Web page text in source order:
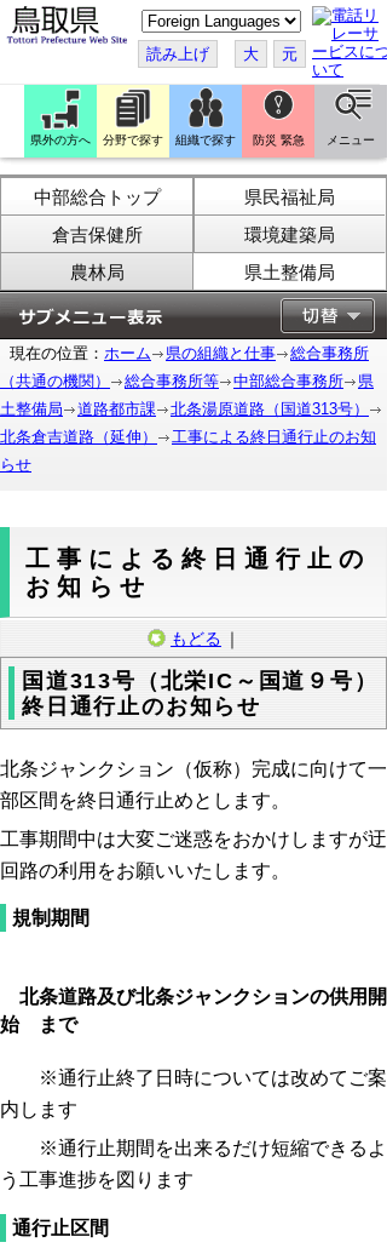
こ
の
ペ
ー
ジ
翻
訳
す
る
読み上げ 大 元
県外の方へ 分野で探す 組織で探す 防災 緊急 メニュー
中部総合トップ
県民福祉局
倉吉保健所
環境建築局
農林局
県土整備局
現在の位置： ホーム 県の組織と仕事
総合事務所
（共通の機関）
総合事務所等 中部総合事務所
県
土整備局
道路都市課
北条湯原道路（国道313号）
北条倉吉道路（延伸）
工事による終日通行止のお知
らせ
工事による終日通行止の
お知らせ
もどる ｜
国道313号（北栄IC～国道９号）
終日通行止のお知らせ
北条ジャンクション（仮称）完成に向けて一
部区間を終日通行止めとします。
工事期間中は大変ご迷惑をおかけしますが迂
回路の利用をお願いいたします。
規制期間
北条道路及び北条ジャンクションの供用開
始 まで
※通行止終了日時については改めてご案
内します
※通行止期間を出来るだけ短縮できるよ
う工事進捗を図ります
通行止区間